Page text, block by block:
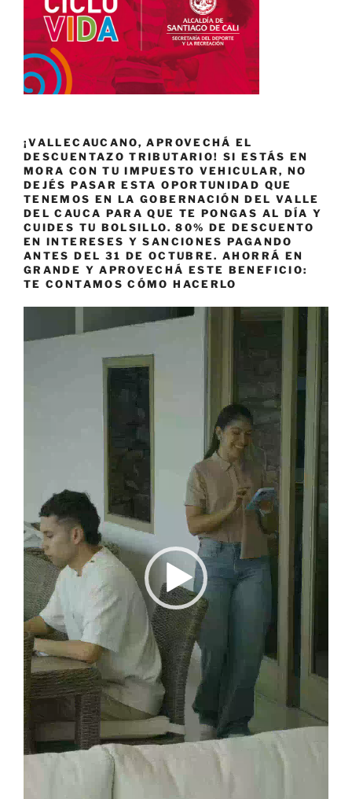
¡VALLECAUCANO, APROVECHÁ EL
DESCUENTAZO TRIBUTARIO! SI ESTÁS EN
MORA CON TU IMPUESTO VEHICULAR, NO
DEJÉS PASAR ESTA OPORTUNIDAD QUE
TENEMOS EN LA GOBERNACIÓN DEL VALLE
DEL CAUCA PARA QUE TE PONGAS AL DÍA Y
CUIDES TU BOLSILLO. 80% DE DESCUENTO
EN INTERESES Y SANCIONES PAGANDO
ANTES DEL 31 DE OCTUBRE. AHORRÁ EN
GRANDE Y APROVECHÁ ESTE BENEFICIO:
TE CONTAMOS CÓMO HACERLO